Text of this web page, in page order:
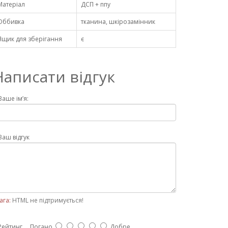
ДСП + ппу
тканина, шкірозамінник
для зберігання
є
відгук
ім’я:
відгук
HTML не підтримується!